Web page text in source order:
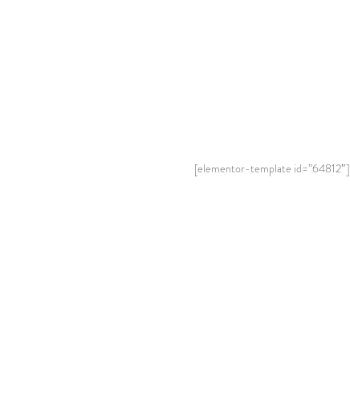
[elementor-template id=”64812″]